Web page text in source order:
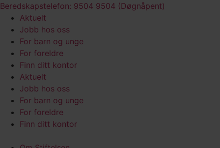
Skip
content
Beredskapstelefon: 9504 9504 (Døgnåpent)
Aktuelt
Jobb hos oss
For barn og unge
For foreldre
Finn ditt kontor
Aktuelt
Jobb hos oss
For barn og unge
For foreldre
Finn ditt kontor